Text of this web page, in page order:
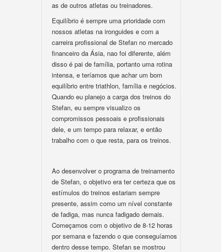
as de outros atletas ou treinadores.
Equilíbrio é sempre uma prioridade com
nossos atletas na ironguides e com a
carreira profissional de Stefan no mercado
financeiro da Ásia, nao foi diferente, além
disso é pai de família, portanto uma rotina
intensa, e teríamos que achar um bom
equilíbrio entre triathlon, família e negócios.
Quando eu planejo a carga dos treinos do
Stefan, eu sempre visualizo os
compromissos pessoais e profissionais
dele, e um tempo para relaxar, e então
trabalho com o que resta, para os treinos.
Ao desenvolver o programa de treinamento
de Stefan, o objetivo era ter certeza que os
estímulos do treinos estariam sempre
presente, assim como um nível constante
de fadiga, mas nunca fadigado demais.
Começamos com o objetivo de 8-12 horas
por semana e fazendo o que conseguíamos
dentro desse tempo. Stefan se mostrou